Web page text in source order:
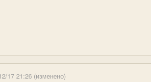
17 21:26 (изменено)